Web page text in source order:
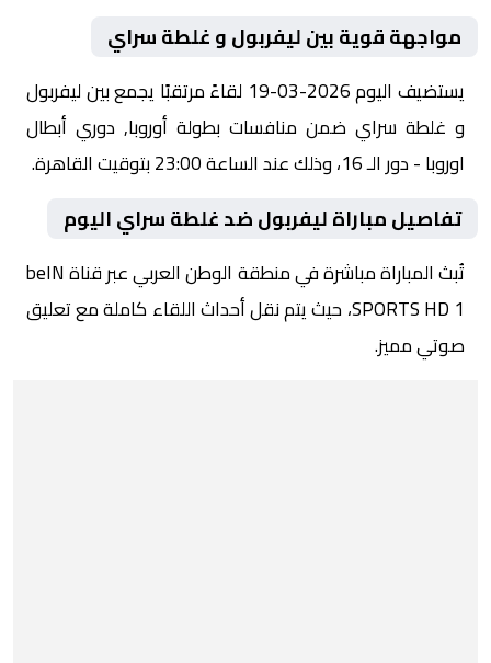
مواجهة قوية بين ليفربول و غلطة سراي
يستضيف اليوم 2026-03-19 لقاءً مرتقبًا يجمع بين ليفربول
و غلطة سراي ضمن منافسات بطولة أوروبا, دوري أبطال
اوروبا - دور الـ 16، وذلك عند الساعة 23:00 بتوقيت القاهرة.
تفاصيل مباراة ليفربول ضد غلطة سراي اليوم
تُبث المباراة مباشرة في منطقة الوطن العربي عبر قناة beIN
SPORTS HD 1، حيث يتم نقل أحداث اللقاء كاملة مع تعليق
صوتي مميز.